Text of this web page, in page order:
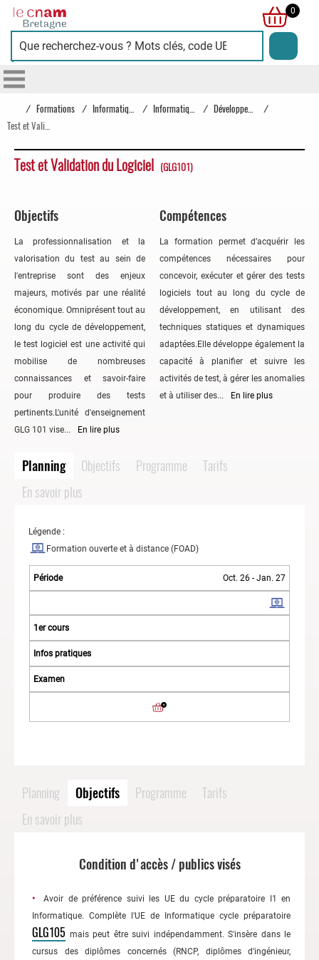
Cnam
Bretagne
0
/ Formations / / /
/
Test et Validation du Logiciel (GLG101)
Objectifs
La professionnalisation et la
valorisation du test au sein de
l'entreprise sont des enjeux
majeurs, motivés par une réalité
économique. Omniprésent tout au
long du cycle de développement,
le test logiciel est une activité qui
mobilise de nombreuses
connaissances et savoir-faire
pour produire des tests
pertinents.L'unité d'enseignement
GLG 101 vise...
En lire plus
Compétences
La formation permet d’acquérir les
compétences nécessaires pour
concevoir, exécuter et gérer des tests
logiciels tout au long du cycle de
développement, en utilisant des
techniques statiques et dynamiques
adaptées.Elle développe également la
capacité à planifier et suivre les
activités de test, à gérer les anomalies
et à utiliser des...
En lire plus
Planning Objectifs Programme
Tarifs
En savoir plus
Légende :
Formation ouverte et à distance (FOAD)
Oct. 26 - Jan. 27
Planning Objectifs Programme
Tarifs
En savoir plus
Condition d'accès / publics visés
Avoir de préférence suivi les UE du cycle préparatoire I1 en
Informatique. Complète l'UE de Informatique cycle préparatoire
GLG105 mais peut être suivi indépendamment. S'insère dans le
cursus des diplômes concernés (RNCP, diplômes d'ingénieur,